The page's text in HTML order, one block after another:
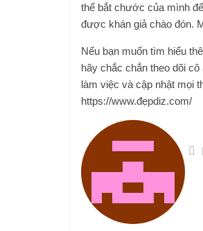
thể bắt chước của mình
được khán giả chào đón.
Nếu bạn muốn tìm hiểu
hãy chắc chắn theo dõi
làm việc và cập nhật mọi
https://www.đẹpdiz.com/